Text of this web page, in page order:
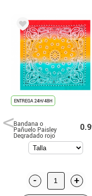
ENTREGA 24H/48H
Bandana o
Pañuelo Paisley
Degradado rojo
de 54x54 cm
- +